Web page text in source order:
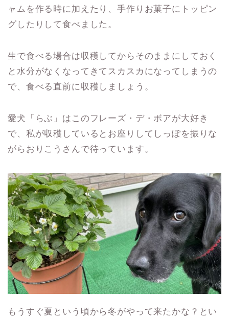
ャムを作る時に加えたり、手作りお菓子にトッピン
グしたりして食べました。
生で食べる場合は収穫してからそのままにしておく
と水分がなくなってきてスカスカになってしまうの
で、食べる直前に収穫しましょう。
愛犬「らぶ」はこのフレーズ・デ・ボアが大好き
で、私が収穫しているとお座りしてしっぽを振りな
がらおりこうさんで待っています。
もうすぐ夏という頃から冬がやって来たかな？とい